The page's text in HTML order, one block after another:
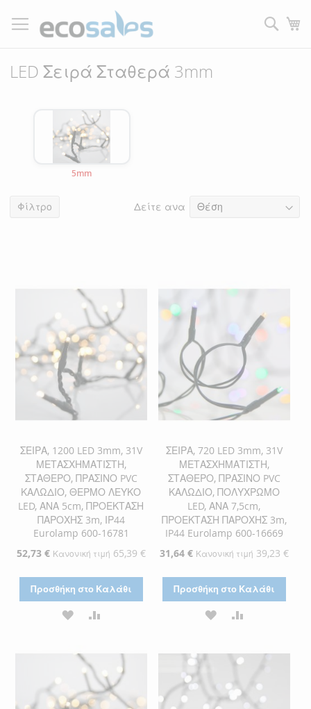
στο
περιεχόμενο
LED Σειρά Σταθερά 3mm
5mm
είδη Δείτε ανα
ΣΕΙΡΑ, 1200 LED 3mm, 31V
ΜΕΤΑΣΧΗΜΑΤΙΣΤΗ,
ΣΤΑΘΕΡΟ, ΠΡΑΣΙΝΟ PVC
ΚΑΛΩΔΙΟ, ΘΕΡΜΟ ΛΕΥΚΟ
LED, ΑΝΑ 5cm, ΠΡΟΕΚΤΑΣΗ
ΠΑΡΟΧΗΣ 3m, ΙΡ44
Eurolamp 600-16781
Ειδική
52,73 € Κανονική τιμή 65,39 €
Προσθήκη στο Καλάθι
ΠΡΟΣΘΉΚΗ
ΛΊΣΤΑ
ΕΠΙΘΥΜΙΏΝ
ΣΕΙΡΑ, 720 LED 3mm, 31V
ΜΕΤΑΣΧΗΜΑΤΙΣΤΗ,
ΣΤΑΘΕΡΟ, ΠΡΑΣΙΝΟ PVC
ΚΑΛΩΔΙΟ, ΠΟΛΥΧΡΩΜΟ
LED, ΑΝΑ 7,5cm,
ΠΡΟΕΚΤΑΣΗ ΠΑΡΟΧΗΣ 3m,
IP44 Eurolamp 600-16669
Ειδική
31,64 € Κανονική τιμή 39,23 €
Προσθήκη στο Καλάθι
ΠΡΟΣΘΉΚΗ
ΛΊΣΤΑ
ΕΠΙΘΥΜΙΏΝ
ΣΎΓΚΡΙΣΗ
Φίλτρο